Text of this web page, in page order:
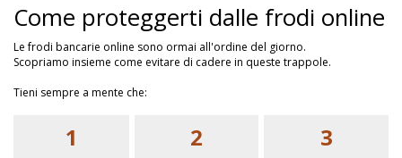
Come proteggerti dalle frodi online
Le frodi bancarie online sono ormai all'ordine del giorno.
Scopriamo insieme come evitare di cadere in queste trappole.
Tieni sempre a mente che:
1 2 3